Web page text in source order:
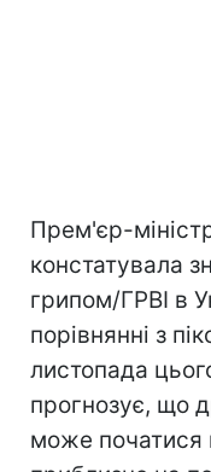
Прем'єр-
констатувала
грипом/ГРВІ в
порівнянні з
листопада
прогнозує, що
може початися